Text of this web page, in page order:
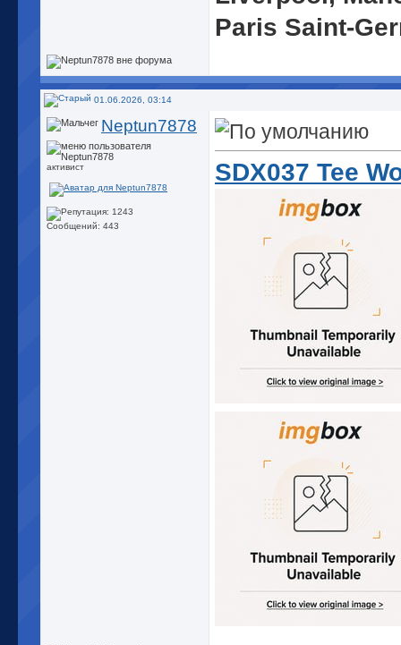
Paris Saint-
01.06.2026, 03:14
Neptun7878
активист
Сообщений: 443
SDX037 Tee